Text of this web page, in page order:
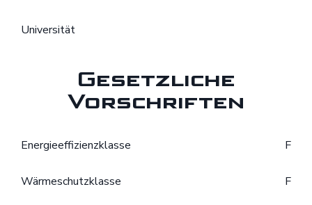
Universität
Gesetzliche
Vorschriften
Energieeffizienzklasse F
Wärmeschutzklasse F